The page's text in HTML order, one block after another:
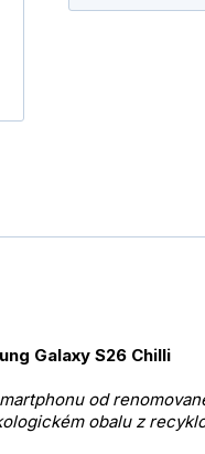
Galaxy S26 Chilli
od
obalu z